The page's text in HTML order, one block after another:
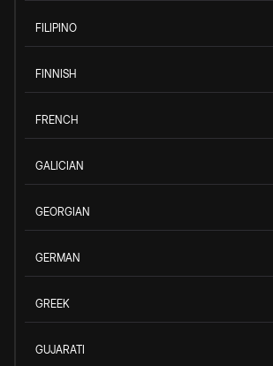
FILIPINO
FINNISH
FRENCH
GALICIAN
GEORGIAN
GERMAN
GREEK
GUJARATI